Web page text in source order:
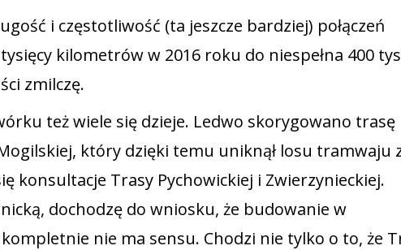
i częstotliwość (ta jeszcze bardziej) połączeń
kilometrów w 2016 roku do niespełna 400
zmilczę.
też wiele się dzieje. Ledwo skorygowano trasę
który dzięki temu uniknął losu tramwaju
konsultacje Trasy Pychowickiej i Zwierzynieckiej.
dochodzę do wniosku, że budowanie w
nie ma sensu. Chodzi nie tylko o to, że